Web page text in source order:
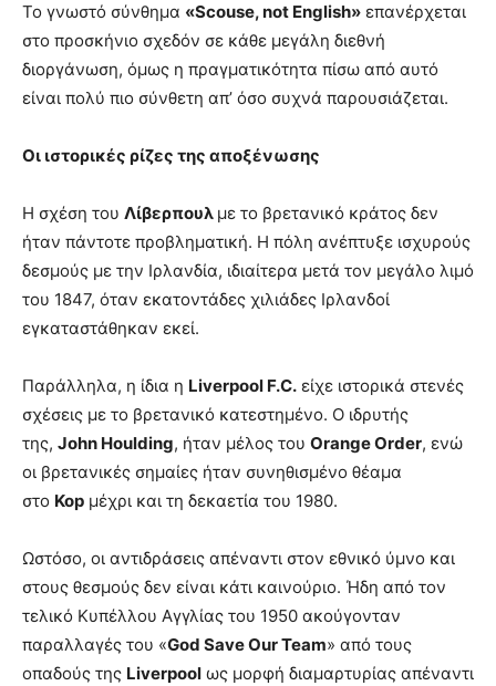
Το γνωστό σύνθημα «Scouse, not English» επανέρχεται
στο προσκήνιο σχεδόν σε κάθε μεγάλη διεθνή
διοργάνωση, όμως η πραγματικότητα πίσω από αυτό
είναι πολύ πιο σύνθετη απ’ όσο συχνά παρουσιάζεται.
Οι ιστορικές ρίζες της αποξένωσης
Η σχέση του Λίβερπουλ με το βρετανικό κράτος δεν
ήταν πάντοτε προβληματική. Η πόλη ανέπτυξε ισχυρούς
δεσμούς με την Ιρλανδία, ιδιαίτερα μετά τον μεγάλο λιμό
του 1847, όταν εκατοντάδες χιλιάδες Ιρλανδοί
εγκαταστάθηκαν εκεί.
Παράλληλα, η ίδια η Liverpool F.C. είχε ιστορικά στενές
σχέσεις με το βρετανικό κατεστημένο. Ο ιδρυτής
της, John Houlding, ήταν μέλος του Orange Order, ενώ
οι βρετανικές σημαίες ήταν συνηθισμένο θέαμα
στο Kop μέχρι και τη δεκαετία του 1980.
Ωστόσο, οι αντιδράσεις απέναντι στον εθνικό ύμνο και
στους θεσμούς δεν είναι κάτι καινούριο. Ήδη από τον
τελικό Κυπέλλου Αγγλίας του 1950 ακούγονταν
παραλλαγές του «God Save Our Team» από τους
οπαδούς της Liverpool ως μορφή διαμαρτυρίας απέναντι